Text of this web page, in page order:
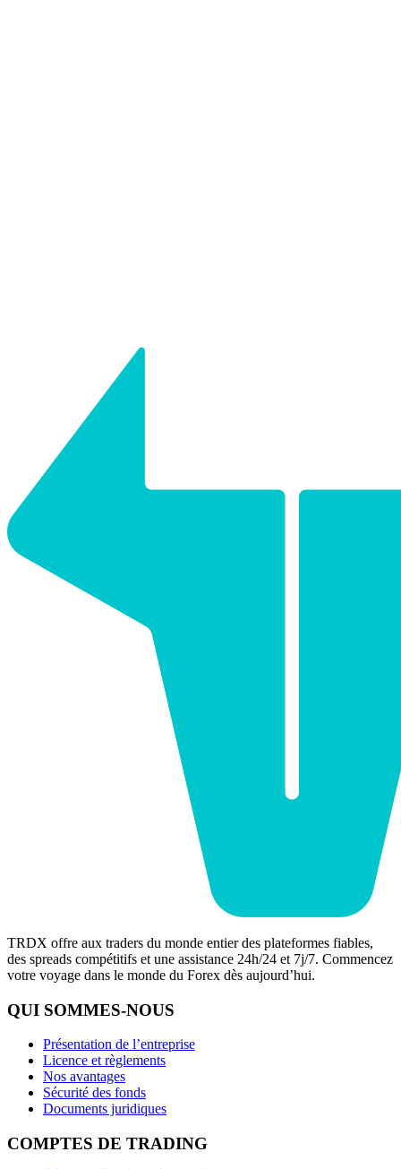
TRDX offre aux traders du monde entier des plateformes fiables,
des spreads compétitifs et une assistance 24h/24 et 7j/7. Commencez
votre voyage dans le monde du Forex dès aujourd’hui.
QUI SOMMES-NOUS
Présentation de l’entreprise
Licence et règlements
Nos avantages
Sécurité des fonds
Documents juridiques
COMPTES DE TRADING